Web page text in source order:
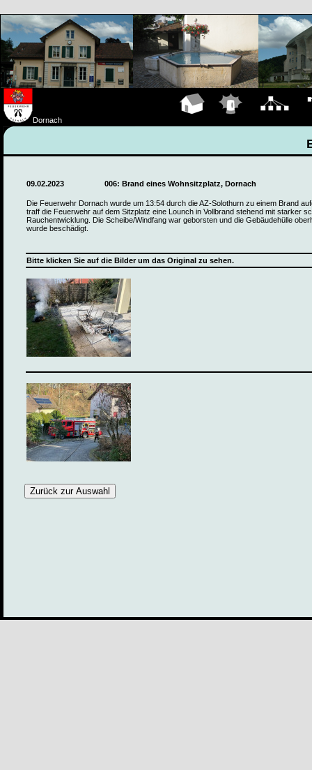
Dornach
09.02.2023 006: Brand eines Wohnsitzplatz, Dornach
Die Feuerwehr Dornach wurde um 13:54 durch die AZ-Solothurn zu einem Brand
traff die Feuerwehr auf dem Sitzplatz eine Lounch in Vollbrand stehend mit starker
Rauchentwicklung. Die Scheibe/Windfang war geborsten und die Gebäudehülle
wurde beschädigt.
Bitte klicken Sie auf die Bilder um das Original zu sehen.
Zurück zur Auswahl